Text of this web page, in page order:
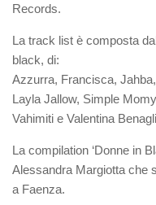
Records.
La track list è composta
black, di:
Azzurra, Francisca,
Layla Jallow, Simple
Vahimiti e Valentina
La compilation ‘Donne in
Alessandra Margiotta che
a Faenza.